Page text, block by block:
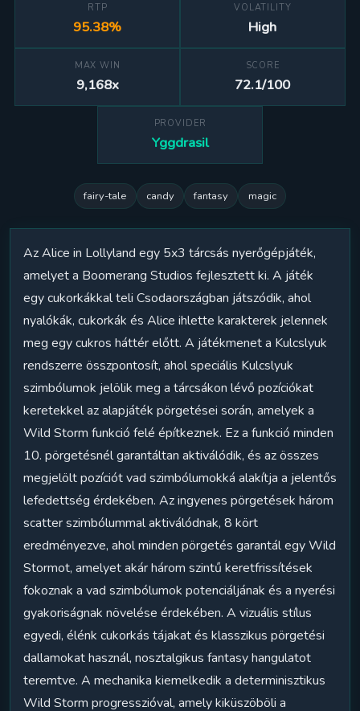
RTP
95.38%
VOLATILITY
High
MAX WIN
9,168x
SCORE
72.1/100
PROVIDER
Yggdrasil
fairy-tale candy fantasy magic
Az Alice in Lollyland egy 5x3 tárcsás nyerőgépjáték,
amelyet a Boomerang Studios fejlesztett ki. A játék
egy cukorkákkal teli Csodaországban játszódik, ahol
nyalókák, cukorkák és Alice ihlette karakterek jelennek
meg egy cukros háttér előtt. A játékmenet a Kulcslyuk
rendszerre összpontosít, ahol speciális Kulcslyuk
szimbólumok jelölik meg a tárcsákon lévő pozíciókat
keretekkel az alapjáték pörgetései során, amelyek a
Wild Storm funkció felé építkeznek. Ez a funkció minden
10. pörgetésnél garantáltan aktiválódik, és az összes
megjelölt pozíciót vad szimbólumokká alakítja a jelentős
lefedettség érdekében. Az ingyenes pörgetések három
scatter szimbólummal aktiválódnak, 8 kört
eredményezve, ahol minden pörgetés garantál egy Wild
Stormot, amelyet akár három szintű keretfrissítések
fokoznak a vad szimbólumok potenciáljának és a nyerési
gyakoriságnak növelése érdekében. A vizuális stílus
egyedi, élénk cukorkás tájakat és klasszikus pörgetési
dallamokat használ, nosztalgikus fantasy hangulatot
teremtve. A mechanika kiemelkedik a determinisztikus
Wild Storm progresszióval, amely kiküszöböli a